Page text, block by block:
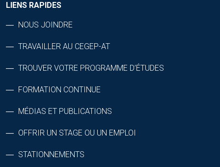
LIENS RAPIDES
NOUS JOINDRE
TRAVAILLER AU CEGEP-AT
TROUVER VOTRE PROGRAMME D’ÉTUDES
FORMATION CONTINUE
MÉDIAS ET PUBLICATIONS
OFFRIR UN STAGE OU UN EMPLOI
STATIONNEMENTS